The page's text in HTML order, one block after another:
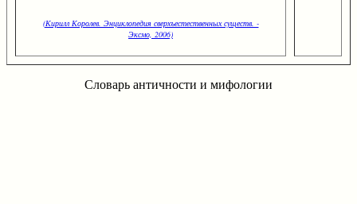
(Кирилл Королев. Энциклопедия сверхъестественных существ. -
Эксмо, 2006)
Словарь античности и мифологии